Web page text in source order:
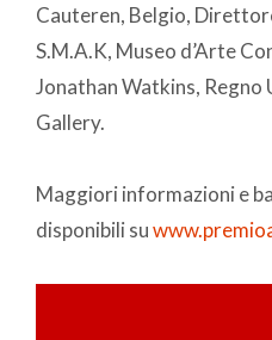
Cauteren, Belgio,
S.M.A.K, Museo d’Arte
Jonathan Watkins,
Gallery.
Maggiori informazioni e
disponibili su